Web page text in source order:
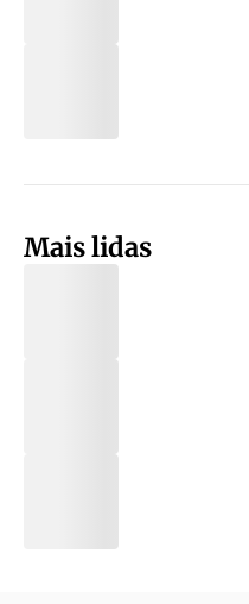
Mais lidas